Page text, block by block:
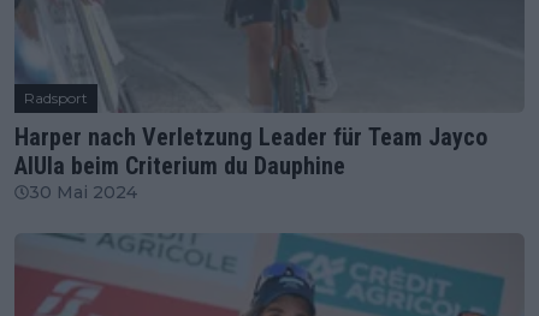
Radsport
Harper nach Verletzung Leader für Team Jayco
AlUla beim Criterium du Dauphine
30 Mai 2024